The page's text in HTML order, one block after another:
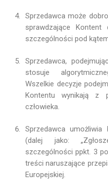
Sprzedawca może
sprawdzające
szczególności pod
Sprzedawca,
stosuje
Wszelkie decyzje
Kontentu wynikają z
człowieka.
Sprzedawca umożliwia
(dalej jako:
szczególności ppkt. 3
treści naruszające
Europejskiej.